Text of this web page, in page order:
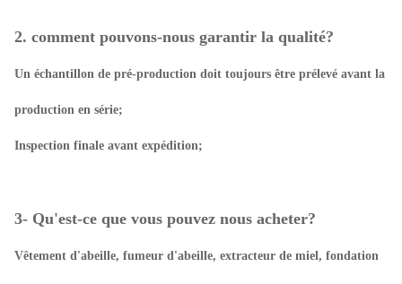
2. comment pouvons-nous garantir la qualité?
Un échantillon de pré-production doit toujours être prélevé avant la
production en série;
Inspection finale avant expédition;
3- Qu'est-ce que vous pouvez nous acheter?
Vêtement d'abeille, fumeur d'abeille, extracteur de miel, fondation